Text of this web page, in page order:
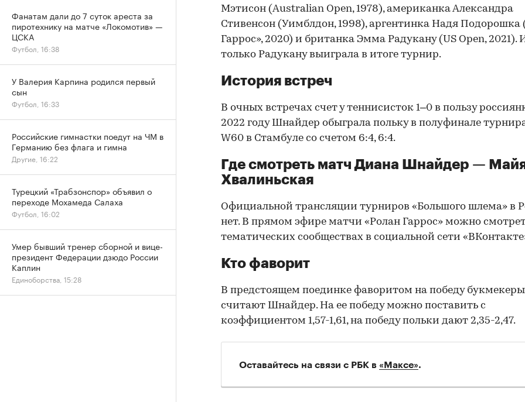
Мэтисон (Australian Open, 1978), американка Александра
Стивенсон (Уимблдон, 1998), аргентинка Надя Подорошка
Гаррос», 2020) и британка Эмма Радукану (US Open, 2021).
только Радукану выиграла в итоге турнир.
История встреч
В очных встречах счет у теннисисток 1–0 в пользу
2022 году Шнайдер обыграла польку в полуфинале
W60 в Стамбуле со счетом 6:4, 6:4.
Где смотреть матч Диана Шнайдер —
Хвалиньская
Официальной трансляции турниров «Большого шлема» в
нет. В прямом эфире матчи «Ролан Гаррос» можно
тематических сообществах в социальной сети
Кто фаворит
В предстоящем поединке фаворитом на победу букмекеры
считают Шнайдер. На ее победу можно поставить с
коэффициентом 1,57-1,61, на победу польки дают 2,35-2,47.
Оставайтесь на связи с РБК в «Максе».
Фанатам дали до 7 суток ареста за
пиротехнику на матче «Локомотив» —
ЦСКА
Футбол, 16:38
У Валерия Карпина родился первый
сын
Футбол, 16:33
Российские гимнастки поедут на ЧМ в
Германию без флага и гимна
Другие, 16:22
Турецкий «Трабзонспор» объявил о
переходе Мохамеда Салаха
Футбол, 16:02
Умер бывший тренер сборной и вице-
президент Федерации дзюдо России
Каплин
Единоборства, 15:28